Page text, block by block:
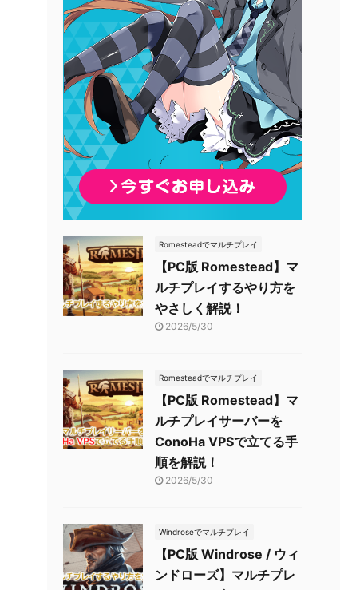
Romesteadでマルチプレイ
【PC版 Romestead】マ
ルチプレイするやり方を
やさしく解説！
2026/5/30
Romesteadでマルチプレイ
【PC版 Romestead】マ
ルチプレイサーバーを
ConoHa VPSで立てる手
順を解説！
2026/5/30
Windroseでマルチプレイ
【PC版 Windrose / ウィ
ンドローズ】マルチプレ